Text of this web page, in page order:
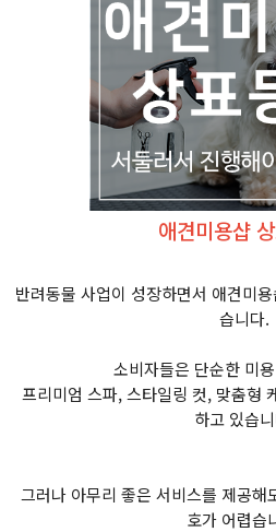
애견미용샵
반려동물 사업이 성장하면서 애견미
습니다.
소비자들은 단순한 미
프리미엄 스파, 스타일링 컷, 맞춤형
하고 있습
그러나 아무리 좋은 서비스를 제공해
호가 어렵습